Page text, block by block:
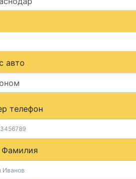
авто
телефон